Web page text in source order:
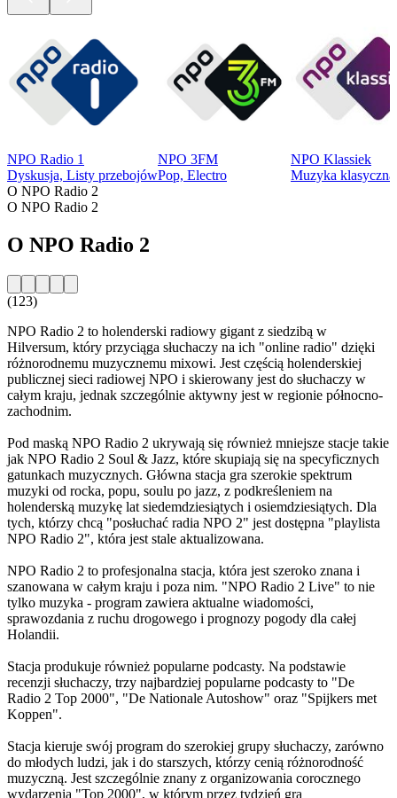
NPO Radio 1
Dyskusja, Listy przebojów
NPO 3FM
Pop, Electro
NPO Klassiek
Muzyka klasyczna
O NPO Radio 2
O NPO Radio 2
O NPO Radio 2
(123)
NPO Radio 2 to holenderski radiowy gigant z siedzibą w
Hilversum, który przyciąga słuchaczy na ich "online radio" dzięki
różnorodnemu muzycznemu mixowi. Jest częścią holenderskiej
publicznej sieci radiowej NPO i skierowany jest do słuchaczy w
całym kraju, jednak szczególnie aktywny jest w regionie północno-
zachodnim.
Pod maską NPO Radio 2 ukrywają się również mniejsze stacje takie
jak NPO Radio 2 Soul & Jazz, które skupiają się na specyficznych
gatunkach muzycznych. Główna stacja gra szerokie spektrum
muzyki od rocka, popu, soulu po jazz, z podkreśleniem na
holenderską muzykę lat siedemdziesiątych i osiemdziesiątych. Dla
tych, którzy chcą "posłuchać radia NPO 2" jest dostępna "playlista
NPO Radio 2", która jest stale aktualizowana.
NPO Radio 2 to profesjonalna stacja, która jest szeroko znana i
szanowana w całym kraju i poza nim. "NPO Radio 2 Live" to nie
tylko muzyka - program zawiera aktualne wiadomości,
sprawozdania z ruchu drogowego i prognozy pogody dla całej
Holandii.
Stacja produkuje również popularne podcasty. Na podstawie
recenzji słuchaczy, trzy najbardziej popularne podcasty to "De
Radio 2 Top 2000", "De Nationale Autoshow" oraz "Spijkers met
Koppen".
Stacja kieruje swój program do szerokiej grupy słuchaczy, zarówno
do młodych ludzi, jak i do starszych, którzy cenią różnorodność
muzyczną. Jest szczególnie znany z organizowania corocznego
wydarzenia "Top 2000", w którym przez tydzień gra